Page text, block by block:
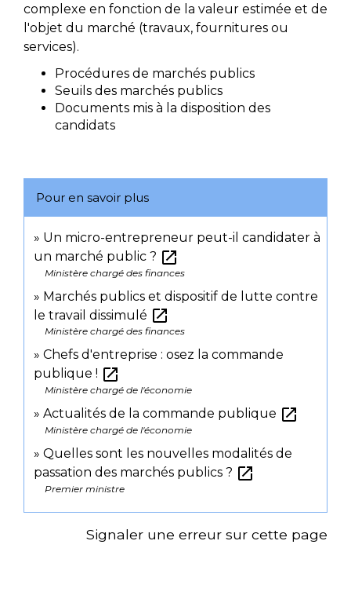
complexe en fonction de la valeur estimée et de
l'objet du marché (travaux, fournitures ou
services).
Procédures de marchés publics
Seuils des marchés publics
Documents mis à la disposition des
candidats
Pour en savoir plus
Un micro-entrepreneur peut-il candidater à
un marché public ? open_in_new
Ministère chargé des finances
Marchés publics et dispositif de lutte contre
le travail dissimulé open_in_new
Ministère chargé des finances
Chefs d'entreprise : osez la commande
publique ! open_in_new
Ministère chargé de l'économie
Actualités de la commande publique open_in_new
Ministère chargé de l'économie
Quelles sont les nouvelles modalités de
passation des marchés publics ? open_in_new
Premier ministre
Signaler une erreur sur cette page